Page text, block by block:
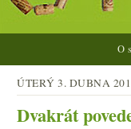
O
ÚTERÝ 3. DUBNA
Dvakrát